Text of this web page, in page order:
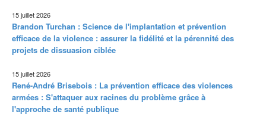
15 juillet 2026
Brandon Turchan : Science de l'implantation et prévention
efficace de la violence : assurer la fidélité et la pérennité des
projets de dissuasion ciblée
15 juillet 2026
René-André Brisebois : La prévention efficace des violences
armées : S'attaquer aux racines du problème grâce à
l'approche de santé publique